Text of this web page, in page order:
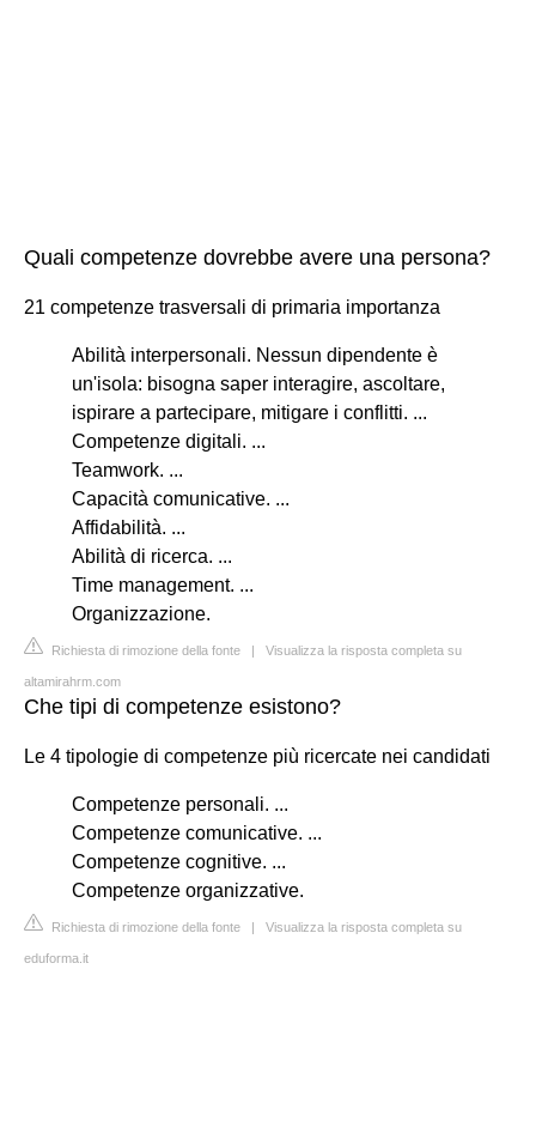
Quali competenze dovrebbe avere una persona?
21 competenze trasversali di primaria importanza
Abilità interpersonali. Nessun dipendente è
un'isola: bisogna saper interagire, ascoltare,
ispirare a partecipare, mitigare i conflitti. ...
Competenze digitali. ...
Teamwork. ...
Capacità comunicative. ...
Affidabilità. ...
Abilità di ricerca. ...
Time management. ...
Organizzazione.
Richiesta di rimozione della fonte | Visualizza la risposta completa su
altamirahrm.com
Che tipi di competenze esistono?
Le 4 tipologie di competenze più ricercate nei candidati
Competenze personali. ...
Competenze comunicative. ...
Competenze cognitive. ...
Competenze organizzative.
Richiesta di rimozione della fonte | Visualizza la risposta completa su
eduforma.it